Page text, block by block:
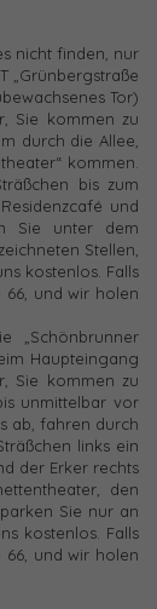
nicht finden, nur
„Grünbergstraße
Tor)
Sie kommen zu
durch die Allee,
kommen.
bis zum
und
Sie unter dem
Stellen,
kostenlos. Falls
66, und wir holen
„Schönbrunner
Haupteingang
Sie kommen zu
unmittelbar vor
ab, fahren durch
links ein
der Erker rechts
den
Sie nur an
kostenlos. Falls
66, und wir holen